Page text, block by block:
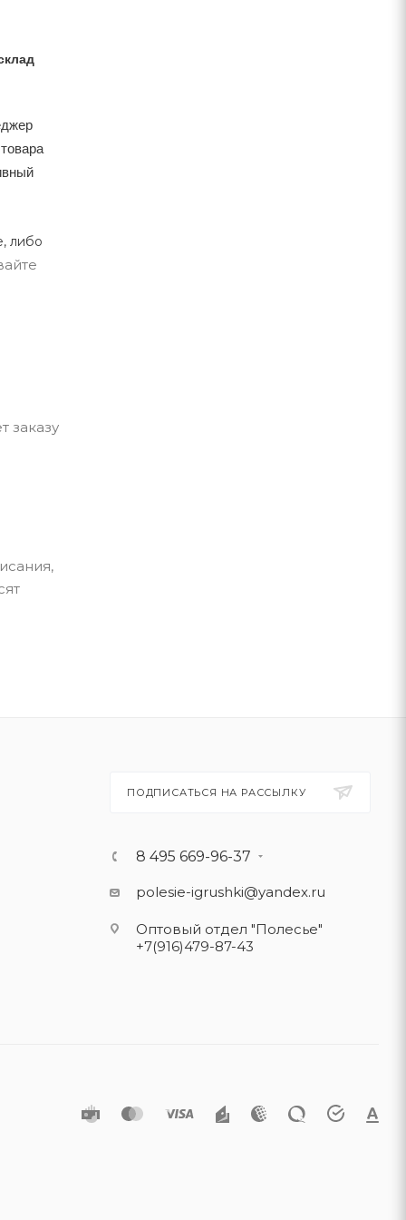
либо
заказу
ПОДПИСАТЬСЯ НА РАССЫЛКУ
8 495 669-96-37
polesie-igrushki@yandex.ru
Оптовый отдел "Полесье"
+7(916)479-87-43